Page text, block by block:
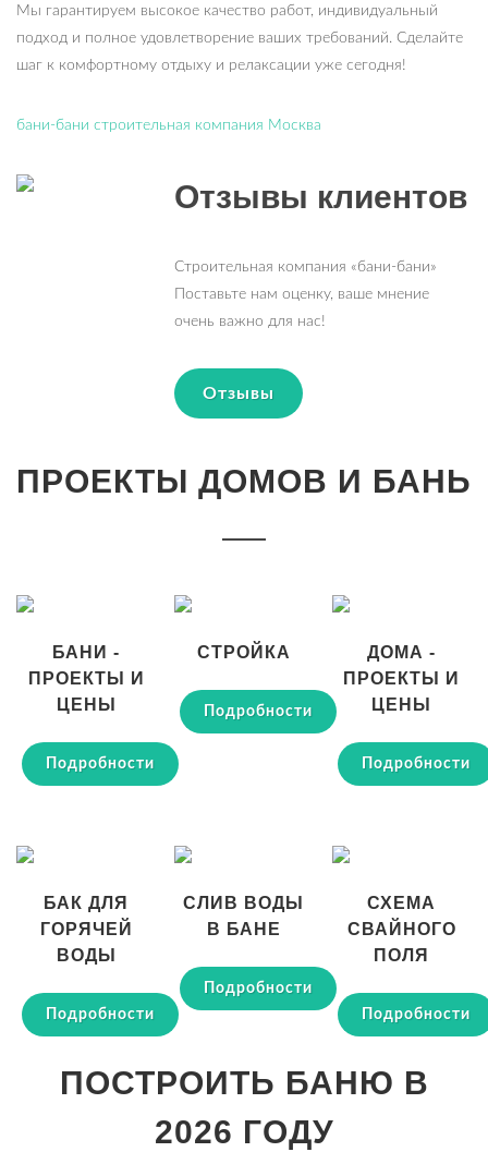
Мы гарантируем высокое качество работ, индивидуальный
подход и полное удовлетворение ваших требований. Сделайте
шаг к комфортному отдыху и релаксации уже сегодня!
бани-бани строительная компания Москва
Отзывы клиентов
Строительная компания «бани-бани»
Поставьте нам оценку, ваше мнение
очень важно для нас!
Отзывы
ПРОЕКТЫ ДОМОВ И БАНЬ
БАНИ -
ПРОЕКТЫ И
ЦЕНЫ
Подробности
СТРОЙКА
Подробности
ДОМА -
ПРОЕКТЫ И
ЦЕНЫ
Подробности
БАК ДЛЯ
ГОРЯЧЕЙ
ВОДЫ
Подробности
СЛИВ ВОДЫ
В БАНЕ
Подробности
СХЕМА
СВАЙНОГО
ПОЛЯ
Подробности
ПОСТРОИТЬ БАНЮ В
2026 ГОДУ